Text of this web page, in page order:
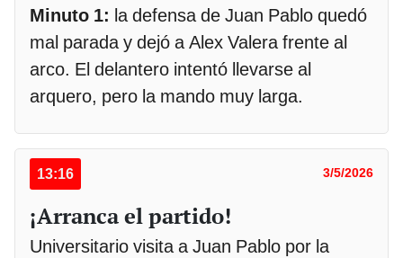
Minuto 1: la defensa de Juan Pablo quedó
mal parada y dejó a Alex Valera frente al
arco. El delantero intentó llevarse al
arquero, pero la mando muy larga.
13:16 3/5/2026
¡Arranca el partido!
Universitario visita a Juan Pablo por la